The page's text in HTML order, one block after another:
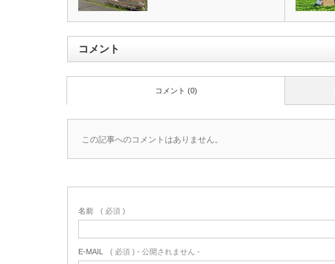
コメント
コメント (0)
この記事へのコメントはありません。
名前 ( 必須 )
E-MAIL ( 必須 ) - 公開されません -